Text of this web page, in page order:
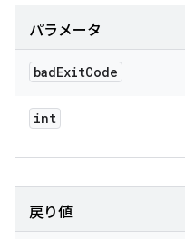
パラメータ
badExitCode
int
戻り値